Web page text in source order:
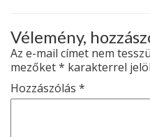
Vélemény,
Az e-mail címet nem
mezőket* karakterrel
Hozzászólás *